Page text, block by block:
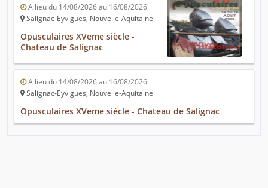
A lieu du 14/08/2026 au 16/08/2026
Salignac-Eyvigues, Nouvelle-Aquitaine
Opusculaires XVeme siècle -
Chateau de Salignac
A lieu du 14/08/2026 au 16/08/2026
Salignac-Eyvigues, Nouvelle-Aquitaine
Opusculaires XVeme siècle - Chateau de Salignac